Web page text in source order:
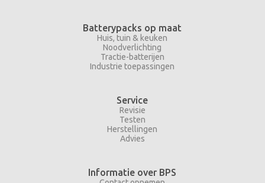
Batterypacks op maat
Huis, tuin & keuken
Noodverlichting
Tractie-batterijen
Industrie toepassingen
Service
Revisie
Testen
Herstellingen
Advies
Informatie over BPS